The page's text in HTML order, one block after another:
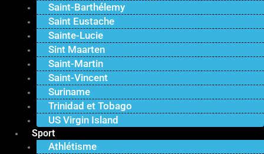
Saint-Barthélemy
Saint Eustache
Sainte-Lucie
Sint Maarten
Saint-Martin
Saint-Vincent
Suriname
Trinidad et Tobago
US Virgin Island
Sport
Athlétisme